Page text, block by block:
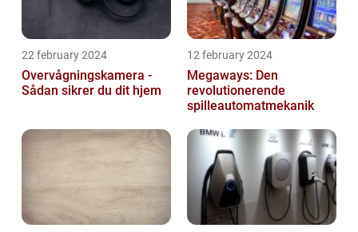
22 february 2024
Overvågningskamera -
Sådan sikrer du dit hjem
12 february 2024
Megaways: Den
revolutionerende
spilleautomatmekanik